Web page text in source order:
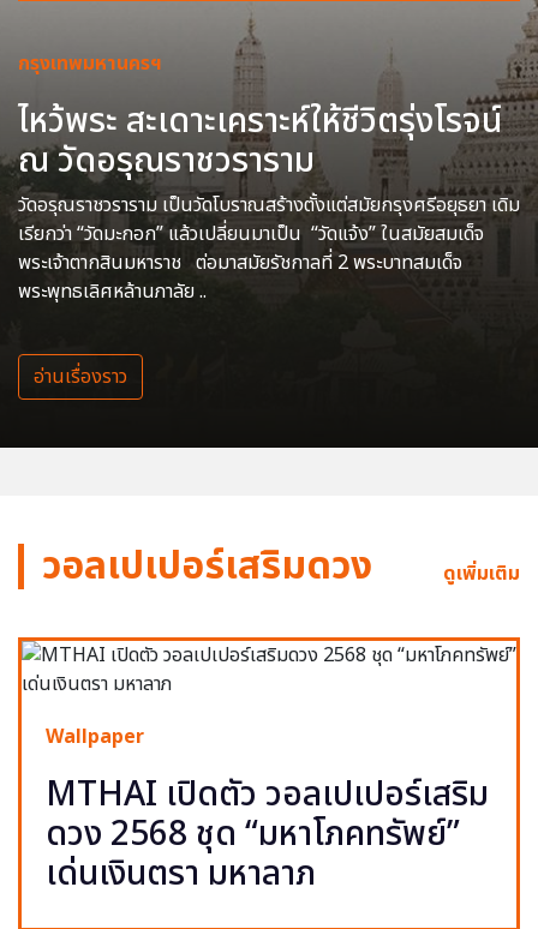
กรุงเทพมหานครฯ
ไหว้พระ สะเดาะเคราะห์ให้ชีวิตรุ่งโรจน์
ณ วัดอรุณราชวราราม
วัดอรุณราชวราราม เป็นวัดโบราณสร้างตั้งแต่สมัยกรุงศรีอยุธยา เดิม
เรียกว่า “วัดมะกอก” แล้วเปลี่ยนมาเป็น “วัดแจ้ง” ในสมัยสมเด็จ
พระเจ้าตากสินมหาราช ต่อมาสมัยรัชกาลที่ 2 พระบาทสมเด็จ
พระพุทธเลิศหล้านภาลัย ..
อ่านเรื่องราว
วอลเปเปอร์เสริมดวง ดูเพิ่มเติม
Wallpaper
MTHAI เปิดตัว วอลเปเปอร์เสริม
ดวง 2568 ชุด “มหาโภคทรัพย์”
เด่นเงินตรา มหาลาภ